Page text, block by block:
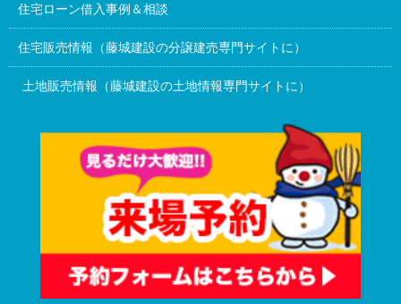
住宅ローン借入事例＆相談
住宅販売情報（藤城建設の分譲建売専門サイトに）
土地販売情報（藤城建設の土地情報専門サイトに）